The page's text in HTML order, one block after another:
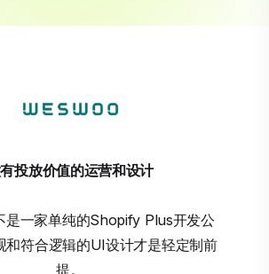
投放价值的运营和设计
是一家单纯的Shopify Plus开发公
和符合逻辑的UI设计才是轻定制前
提。